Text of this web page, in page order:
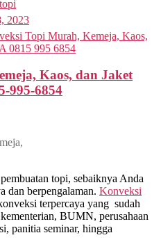
2023
Topi Murah, Kemeja, Kaos,
0815 995 6854
Kaos, dan Jaket
995-6854
topi, sebaiknya Anda
dan berpengalaman. Konveksi
terpercaya yang sudah
BUMN, perusahaan
panitia seminar, hingga